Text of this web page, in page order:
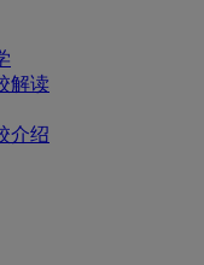
解读
介绍